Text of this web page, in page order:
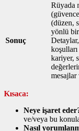
Sonuç
Rüyada
(düzen,
yönlü bir
kariyer,
mesajlar
Kısaca:
Neye işaret
ve/veya bu
Nasıl